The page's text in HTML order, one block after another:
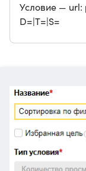
Условие — url:
D=|T=|S=